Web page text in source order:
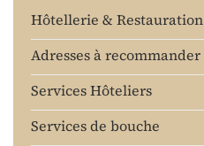
Hôtellerie & Restauration
Adresses à recommander
Services Hôteliers
Services de bouche